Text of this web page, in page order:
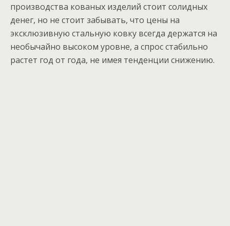
производства кованых изделий стоит солидных
денег, но не стоит забывать, что цены на
эксклюзивную стальную ковку всегда держатся на
необычайно высоком уровне, а спрос стабильно
растет год от года, не имея тенденции снижению.